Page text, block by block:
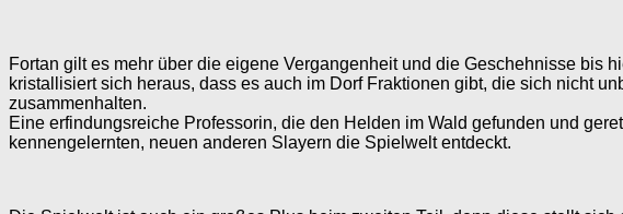
Fortan gilt es mehr über die eigene Vergangenheit und die Geschehnisse bis
kristallisiert sich heraus, dass es auch im Dorf Fraktionen gibt, die sich nicht
zusammenhalten.
Eine erfindungsreiche Professorin, die den Helden im Wald gefunden und
kennengelernten, neuen anderen Slayern die Spielwelt entdeckt.